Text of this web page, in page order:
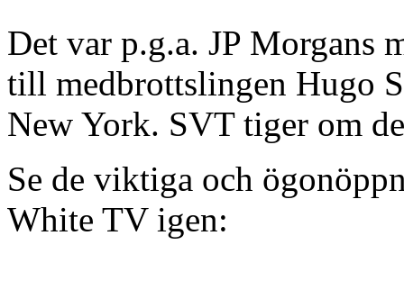
Det var p.g.a. JP Morgans
till medbrottslingen Hugo
New York. SVT tiger om
Se de viktiga och
White TV igen: